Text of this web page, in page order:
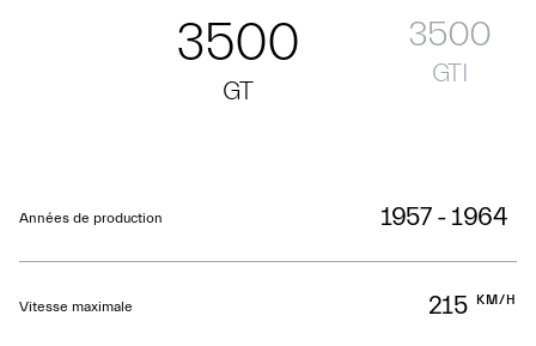
3500
GT
3500
GTI
Années de production 1957 - 1964
Vitesse maximale 215 KM/H